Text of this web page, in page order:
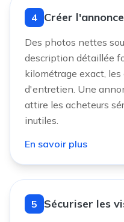
4 Créer l'annonce
Des photos nettes
description détaillée
kilométrage exact,
d'entretien. Une
attire les acheteurs
inutiles.
En savoir plus
5 Sécuriser les